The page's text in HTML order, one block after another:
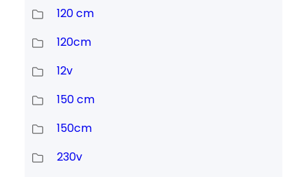
120 cm
120cm
12v
150 cm
150cm
230v